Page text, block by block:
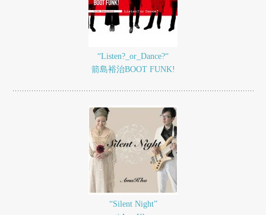
“Listen?_or_Dance?“
箭島裕治BOOT FUNK!
“Silent Night”